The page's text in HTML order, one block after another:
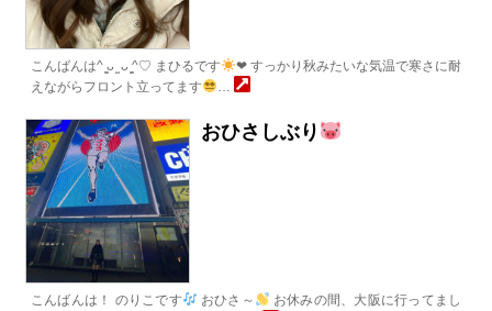
こんばんは^ ̳ᴗ ̫ ᴗ ̳^♡ まひるです
❤︎ すっかり秋みたいな気温で寒さに耐
えながらフロント立ってます
…
おひさしぶり
こんばんは！ のりこです おひさ～
お休みの間、大阪に行ってまし